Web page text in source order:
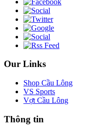
Our Links
Shop Cầu Lông
VS Sports
Vợt Cầu Lông
Thông tin